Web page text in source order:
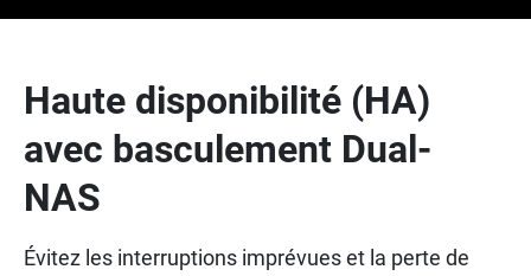
Haute disponibilité (HA)
avec basculement Dual-
NAS
Évitez les interruptions imprévues et la perte de